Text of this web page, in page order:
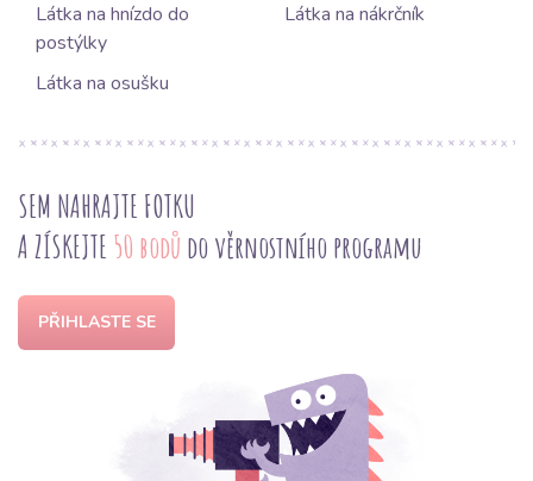
Látka na hnízdo do
postýlky
Látka na nákrčník
Látka na osušku
SEM NAHRAJTE FOTKU
A ZÍSKEJTE 50 bodů do věrnostního programu
PŘIHLASTE SE